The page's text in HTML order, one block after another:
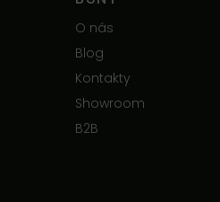
O nás
Blog
Kontakty
Showroom
B2B